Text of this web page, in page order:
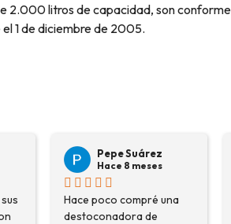
2.000 litros de capacidad, son
1 de diciembre de 2005.
Veronica Hidalgo
Hace 8 meses
Son profesionales ,
serios y buenos precios ...